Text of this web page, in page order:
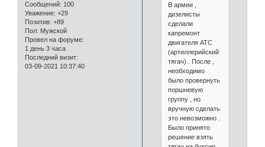
Сообщений: 100
Уважение: +29
Позитив: +89
Пол: Мужской
Провел на форуме:
1 день 3 часа
Последний визит:
03-09-2021 10:37:40
В армии ,
дизелисты
сделали
капремонт
двигателя АТС
(артиллерийский
тягач) . После ,
необходимо
было провернуть
поршневую
группу , но
вручную сделать
это невозможно .
Было принято
решение взять